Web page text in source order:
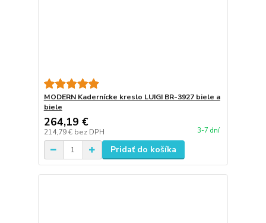
MODERN Kadernícke kreslo LUIGI BR-3927 biele a
biele
264,19 €
214,79 € bez DPH 3-7 dní
Pridať do košíka